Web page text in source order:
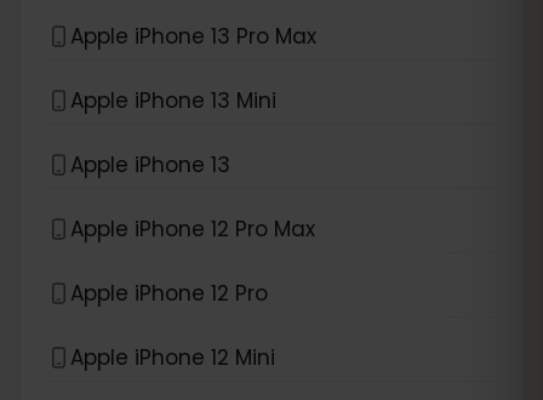
Apple iPhone 13 Pro Max
Apple iPhone 13 Mini
Apple iPhone 13
Apple iPhone 12 Pro Max
Apple iPhone 12 Pro
Apple iPhone 12 Mini